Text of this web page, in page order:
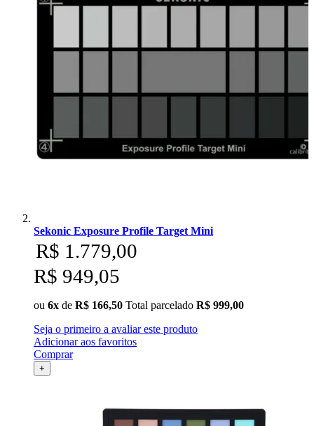
Sekonic Exposure Profile Target Mini
R$ 1.779,00
R$ 949,05
ou 6x de R$ 166,50 Total parcelado R$ 999,00
Seja o primeiro a avaliar este produto
Adicionar aos favoritos
Comprar
+